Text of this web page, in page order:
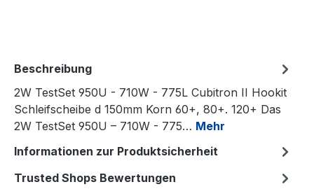
Beschreibung
2W TestSet 950U - 710W - 775L Cubitron II Hookit
Schleifscheibe d 150mm Korn 60+, 80+. 120+ Das
2W TestSet 950U – 710W - 775… Mehr
Informationen zur Produktsicherheit
Trusted Shops Bewertungen